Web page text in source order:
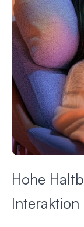
Hohe
Interaktion